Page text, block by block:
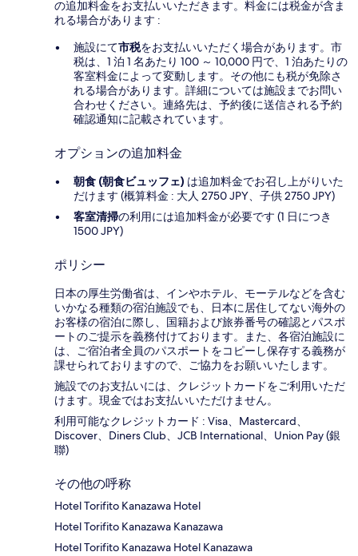
の追加料金をお支払いいただきます。料金には税金が含ま
れる場合があります :
施設にて市税をお支払いいただく場合があります。市
税は、1 泊 1 名あたり 100 ～ 10,000 円で、1 泊あたりの
客室料金によって変動します。その他にも税が免除さ
れる場合があります。詳細については施設までお問い
合わせください。連絡先は、予約後に送信される予約
確認通知に記載されています。
オプションの追加料金
朝食 (朝食ビュッフェ) は追加料金でお召し上がりいた
だけます (概算料金 : 大人 2750 JPY、子供 2750 JPY)
客室清掃の利用には追加料金が必要です (1 日につき
1500 JPY)
ポリシー
日本の厚生労働省は、インやホテル、モーテルなどを含む
いかなる種類の宿泊施設でも、日本に​居住してない海外の
お客様の宿泊に際し、国籍および旅券番号の確認とパスポ
ートのご提示を義務付け​ております。また、各宿泊施設に
は、ご宿泊者全員のパスポートをコピーし保存する義務が
課せられておりますの​で、ご協力をお願いいたします。
施設でのお支払いには、クレジットカードをご利用いただ
けます。現金ではお支払いいただけません。
利用可能なクレジットカード : Visa、Mastercard、
Discover、Diners Club、JCB International、Union Pay (銀
聯)
その他の呼称
Hotel Torifito Kanazawa Hotel
Hotel Torifito Kanazawa Kanazawa
Hotel Torifito Kanazawa Hotel Kanazawa